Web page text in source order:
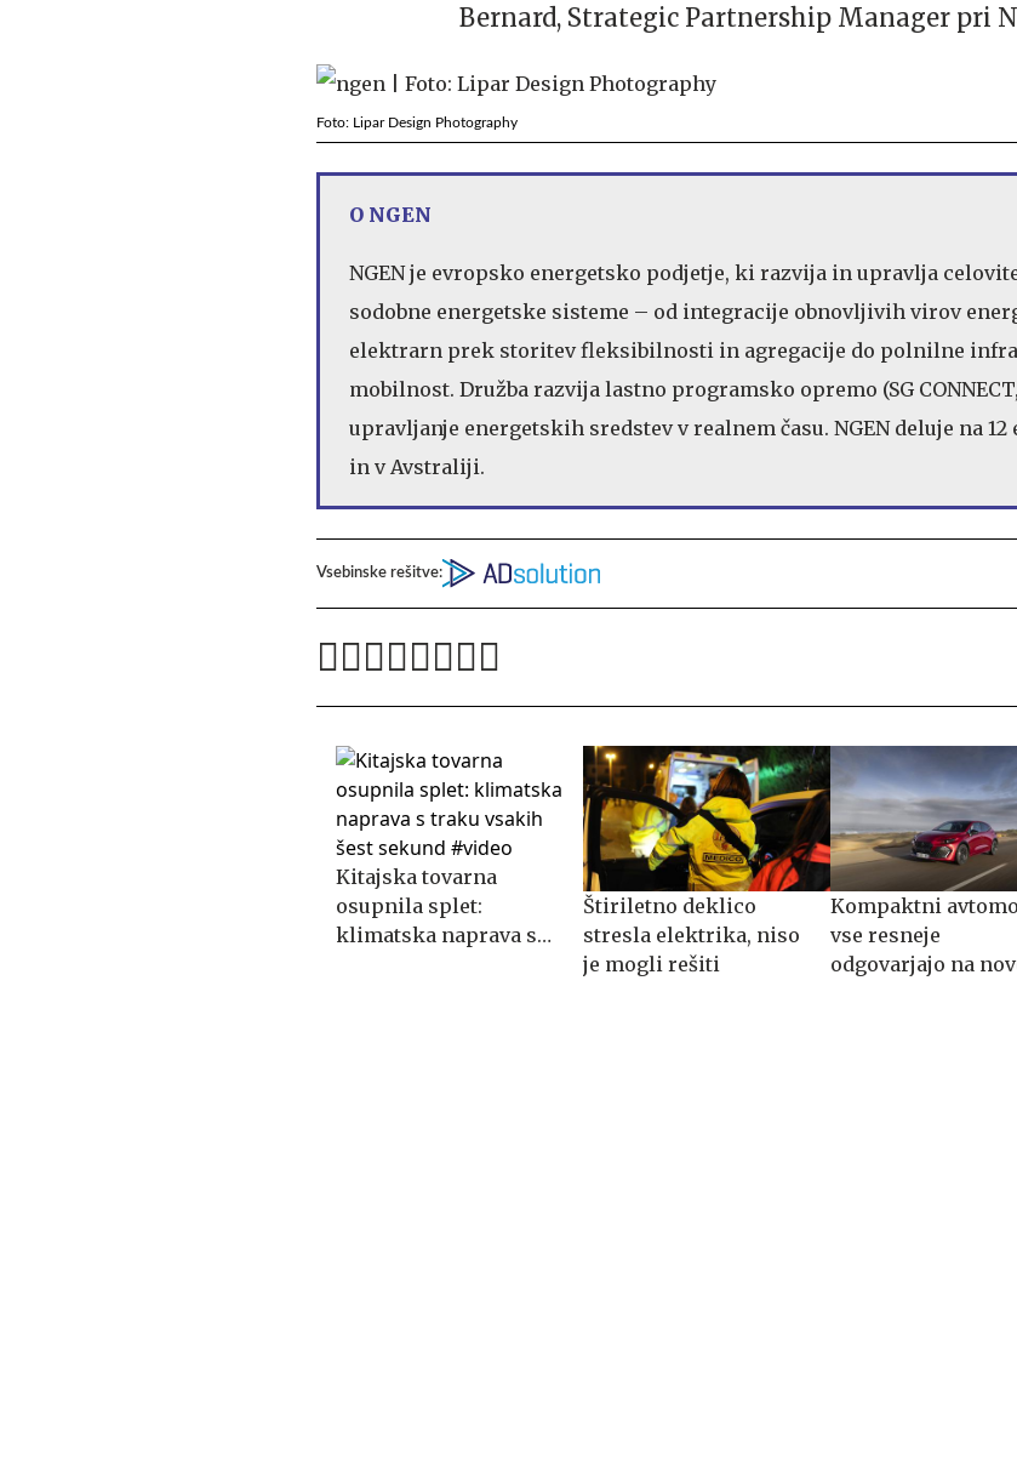
Bernard, Strategic Partnership Manager pri
Foto: Lipar Design Photography
O NGEN
NGEN je evropsko energetsko podjetje, ki razvija in upravlja
sodobne energetske sisteme – od integracije obnovljivih virov
elektrarn prek storitev fleksibilnosti in agregacije do polnilne
mobilnost. Družba razvija lastno programsko opremo (SG
upravljanje energetskih sredstev v realnem času. NGEN deluje na
in v Avstraliji.
Vsebinske rešitve:
Kitajska tovarna
osupnila splet:
klimatska naprava s
Štiriletno deklico
stresla elektrika, niso
je mogli rešiti
Kompaktni
vse resneje
odgovarjajo na